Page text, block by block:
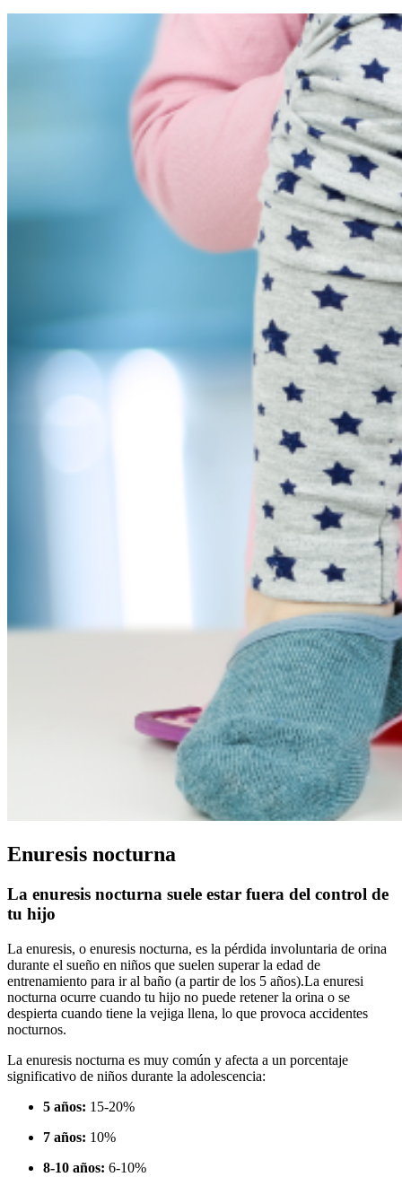
Enuresis nocturna
La enuresis nocturna suele estar fuera del control de
tu hijo
La enuresis, o enuresis nocturna, es la pérdida involuntaria de orina
durante el sueño en niños que suelen superar la edad de
entrenamiento para ir al baño (a partir de los 5 años).La enuresi
nocturna ocurre cuando tu hijo no puede retener la orina o se
despierta cuando tiene la vejiga llena, lo que provoca accidentes
nocturnos.
La enuresis nocturna es muy común y afecta a un porcentaje
significativo de niños durante la adolescencia:
5 años: 15-20%
7 años: 10%
8-10 años: 6-10%